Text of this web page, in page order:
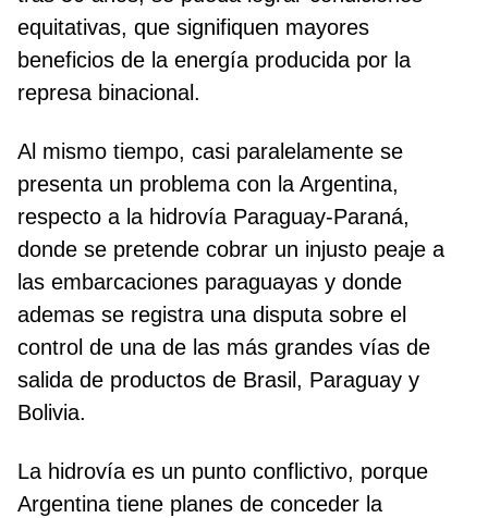
equitativas, que signifiquen mayores
beneficios de la energía producida por la
represa binacional.
Al mismo tiempo, casi paralelamente se
presenta un problema con la Argentina,
respecto a la hidrovía Paraguay-Paraná,
donde se pretende cobrar un injusto peaje a
las embarcaciones paraguayas y donde
ademas se registra una disputa sobre el
control de una de las más grandes vías de
salida de productos de Brasil, Paraguay y
Bolivia.
La hidrovía es un punto conflictivo, porque
Argentina tiene planes de conceder la